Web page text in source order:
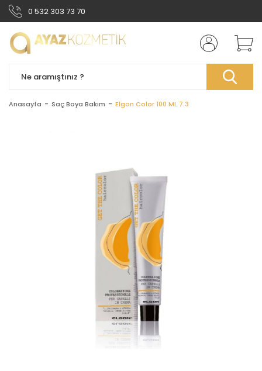
0 532 303 73 70
Anasayfa Saç Boya Bakım Elgon Color 100 ML 7.3